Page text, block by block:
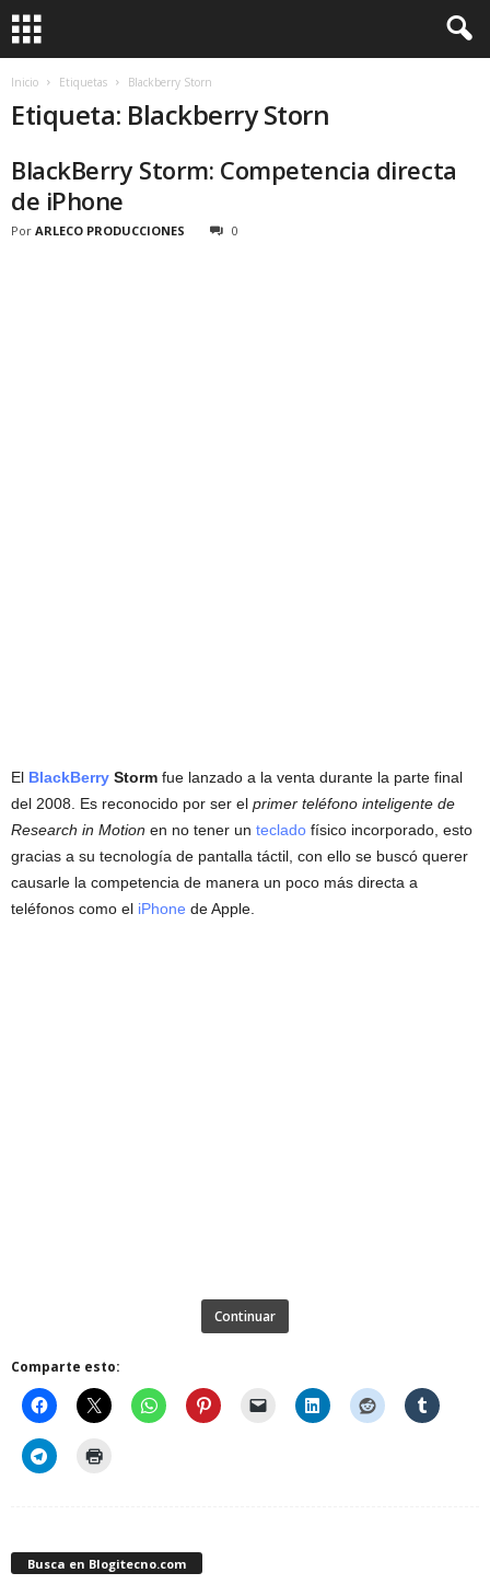
Inicio Etiquetas Blackberry Storn
Etiqueta: Blackberry Storn
BlackBerry Storm: Competencia directa
de iPhone
Por ARLECO PRODUCCIONES 0
El BlackBerry Storm fue lanzado a la venta durante la parte final
del 2008. Es reconocido por ser el primer teléfono inteligente de
Research in Motion en no tener un teclado físico incorporado, esto
gracias a su tecnología de pantalla táctil, con ello se buscó querer
causarle la competencia de manera un poco más directa a
teléfonos como el iPhone de Apple.
Continuar
Comparte esto:
Busca en Blogitecno.com